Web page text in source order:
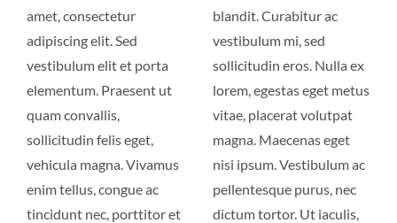
amet, consectetur
adipiscing elit. Sed
vestibulum elit et porta
elementum. Praesent ut
quam convallis,
sollicitudin felis eget,
vehicula magna. Vivamus
enim tellus, congue ac
tincidunt nec, porttitor et
blandit. Curabitur ac
vestibulum mi, sed
sollicitudin eros. Nulla ex
lorem, egestas eget metus
vitae, placerat volutpat
magna. Maecenas eget
nisi ipsum. Vestibulum ac
pellentesque purus, nec
dictum tortor. Ut iaculis,